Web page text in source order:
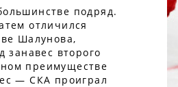
подряд.
отличился
Шалунова,
занавес второго
преимуществе
— СКА проиграл